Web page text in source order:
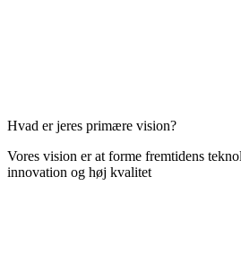
Hvad er jeres primære vision?
Vores vision er at forme fremtidens
innovation og høj kvalitet